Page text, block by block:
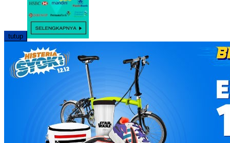
tutup